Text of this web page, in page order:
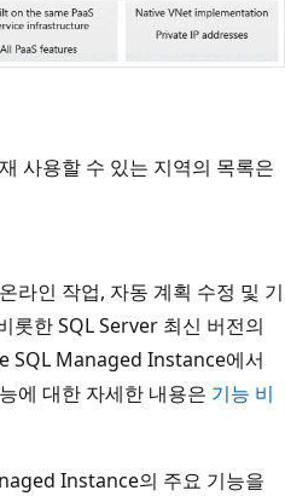
사용할 수 있는 지역의 목록은
라인 작업, 자동 계획 수정 및 기
롯한 SQL Server 최신 버전의
SQL Managed Instance에서
에 대한 자세한 내용은 기능 비
Instance의 주요 기능을